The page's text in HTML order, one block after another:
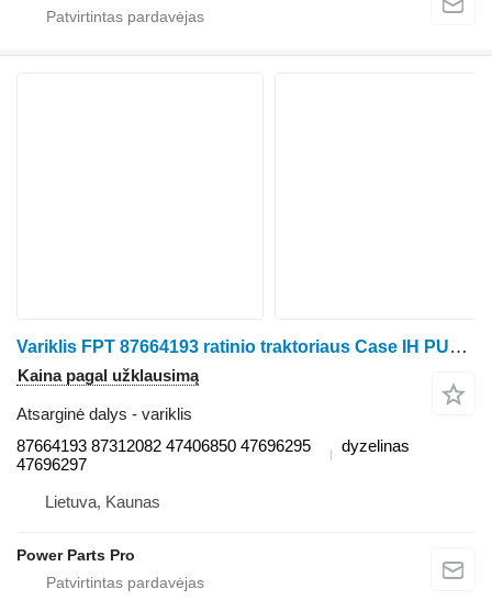
Variklis FPT 87664193 ratinio traktoriaus Case IH PUMA 210
Kaina pagal užklausimą
Atsarginė dalys - variklis
87664193 87312082 47406850 47696295
47696297
dyzelinas
Lietuva, Kaunas
Power Parts Pro